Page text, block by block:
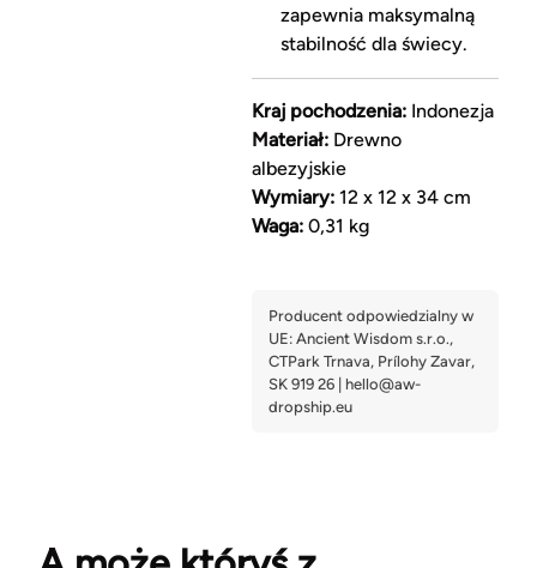
zapewnia maksymalną
stabilność dla świecy.
Kraj pochodzenia:Indonezja
Materiał:Drewno
albezyjskie
Wymiary:12 x 12 x 34 cm
Waga: 0,31 kg